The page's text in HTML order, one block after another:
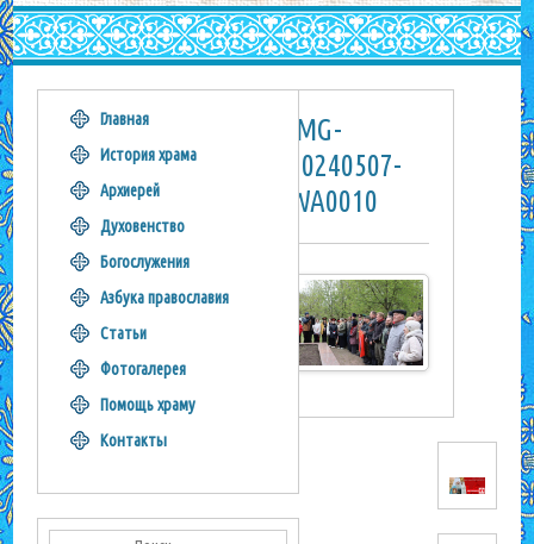
IMG-
20240507-
WA0010
Главная
История храма
Архиерей
Духовенство
Богослужения
Азбука православия
Статьи
Фотогалерея
Помощь храму
Контакты